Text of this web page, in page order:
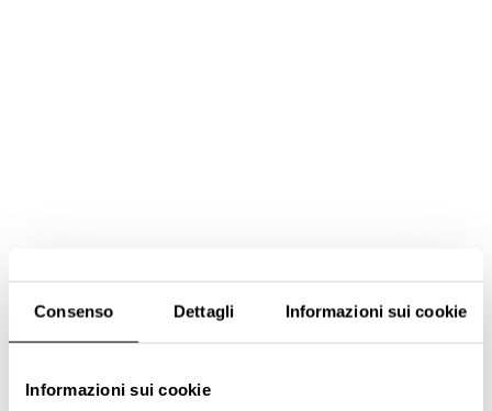
Consenso Dettagli Informazioni sui cookie
Informazioni sui cookie